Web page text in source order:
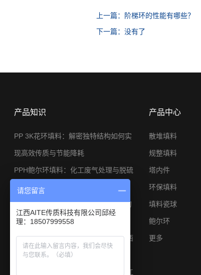
上一篇：阶梯环的性能有哪些？
下一篇：没有了
产品知识
PP 3K花环填料：解密独特结构如何实
现高效传质与节能降耗
PPH鲍尔环填料：化工废气处理与脱硫
系统的节能利器
φ25金属矩鞍环：小塔径高分离工况的
应用与选型思路
陶瓷矩鞍环填料焦炉煤气脱硫专用江西
艾特厂家
陶瓷鲍尔环填料硫酸干燥塔耐酸散堆江
产品中心
散堆填料
规整填料
塔内件
环保填料
填料瓷球
鲍尔环
更多
请您留言
江西AITE传质科技有限公司邱经
理：18507999558